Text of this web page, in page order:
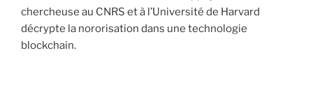
chercheuse au CNRS et à l’Université de Harvard
décrypte la nororisation dans une technologie
blockchain.